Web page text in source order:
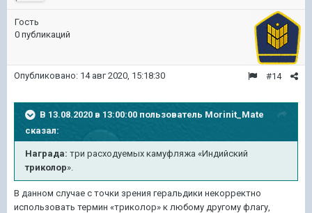
Гость
0 публикаций
#14
Опубликовано: 14 авг 2020, 15:18:30
В 13.08.2020 в 13:00:00 пользователь Morinit_Mate
сказал:
Награда: три расходуемых камуфляжа «Индийский
триколор».
В данном случае с точки зрения геральдики некорректно
использовать термин «триколор» к любому другому флагу,